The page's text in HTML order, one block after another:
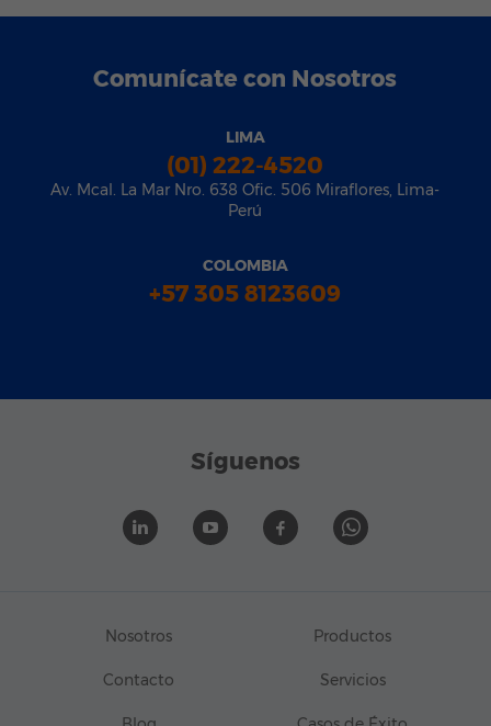
Comunícate con Nosotros
LIMA
(01) 222-4520
Av. Mcal. La Mar Nro. 638 Ofic. 506 Miraflores, Lima-
Perú
COLOMBIA
+57 305 8123609
Síguenos
Nosotros Productos
Contacto Servicios